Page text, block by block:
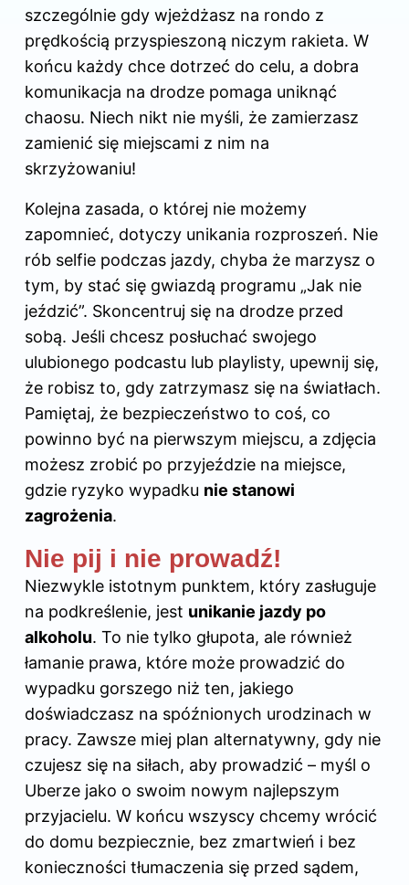
szczególnie gdy wjeżdżasz na rondo z
prędkością przyspieszoną niczym rakieta. W
końcu każdy chce dotrzeć do celu, a dobra
komunikacja na drodze pomaga uniknąć
chaosu. Niech nikt nie myśli, że zamierzasz
zamienić się miejscami z nim na
skrzyżowaniu!
Kolejna zasada, o której nie możemy
zapomnieć, dotyczy unikania rozproszeń. Nie
rób selfie podczas jazdy, chyba że marzysz o
tym, by stać się gwiazdą programu „Jak nie
jeździć”. Skoncentruj się na drodze przed
sobą. Jeśli chcesz posłuchać swojego
ulubionego podcastu lub playlisty, upewnij się,
że robisz to, gdy zatrzymasz się na światłach.
Pamiętaj, że bezpieczeństwo to coś, co
powinno być na pierwszym miejscu, a zdjęcia
możesz zrobić po przyjeździe na miejsce,
gdzie ryzyko wypadku nie stanowi
zagrożenia.
Nie pij i nie prowadź!
Niezwykle istotnym punktem, który zasługuje
na podkreślenie, jest unikanie jazdy po
alkoholu. To nie tylko głupota, ale również
łamanie prawa, które może prowadzić do
wypadku gorszego niż ten, jakiego
doświadczasz na spóźnionych urodzinach w
pracy. Zawsze miej plan alternatywny, gdy nie
czujesz się na siłach, aby prowadzić – myśl o
Uberze jako o swoim nowym najlepszym
przyjacielu. W końcu wszyscy chcemy wrócić
do domu bezpiecznie, bez zmartwień i bez
konieczności tłumaczenia się przed sądem,